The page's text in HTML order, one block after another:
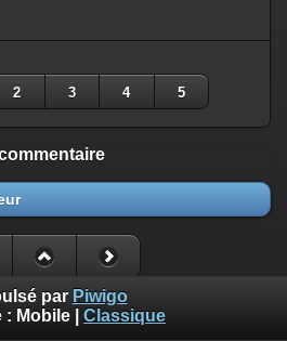
2 3 4 5
par Piwigo
: Mobile Classique